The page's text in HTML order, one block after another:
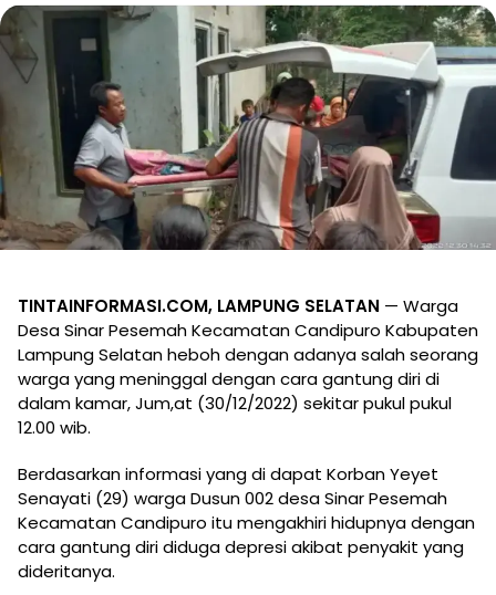
TINTAINFORMASI.COM, LAMPUNG SELATAN — Warga
Desa Sinar Pesemah Kecamatan Candipuro Kabupaten
Lampung Selatan heboh dengan adanya salah seorang
warga yang meninggal dengan cara gantung diri di
dalam kamar, Jum,at (30/12/2022) sekitar pukul pukul
12.00 wib.
Berdasarkan informasi yang di dapat Korban Yeyet
Senayati (29) warga Dusun 002 desa Sinar Pesemah
Kecamatan Candipuro itu mengakhiri hidupnya dengan
cara gantung diri diduga depresi akibat penyakit yang
dideritanya.